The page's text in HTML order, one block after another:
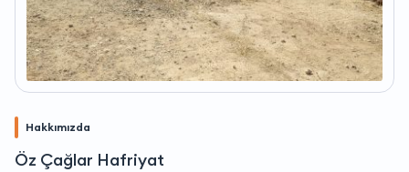
Hakkımızda
Öz Çağlar Hafriyat